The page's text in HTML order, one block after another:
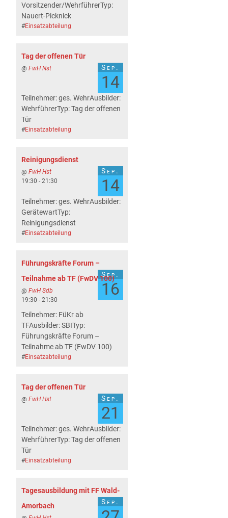
Vorsitzender/WehrführerTyp:
Nauert-Picknick
#Einsatzabteilung
Sep.
14
Tag der offenen Tür
@FwH Nst
Teilnehmer: ges. WehrAusbilder:
WehrführerTyp: Tag der offenen
Tür
#Einsatzabteilung
Sep.
14
Reinigungsdienst
@FwH Hst
19:30 - 21:30
Teilnehmer: ges. WehrAusbilder:
GerätewartTyp:
Reinigungsdienst
#Einsatzabteilung
Sep.
16
Führungskräfte Forum –
Teilnahme ab TF (FwDV 100)
@FwH Sdb
19:30 - 21:30
Teilnehmer: FüKr ab
TFAusbilder: SBITyp:
Führungskräfte Forum –
Teilnahme ab TF (FwDV 100)
#Einsatzabteilung
Sep.
21
Tag der offenen Tür
@FwH Hst
Teilnehmer: ges. WehrAusbilder:
WehrführerTyp: Tag der offenen
Tür
#Einsatzabteilung
Sep.
Tagesausbildung mit FF Wald-
Amorbach